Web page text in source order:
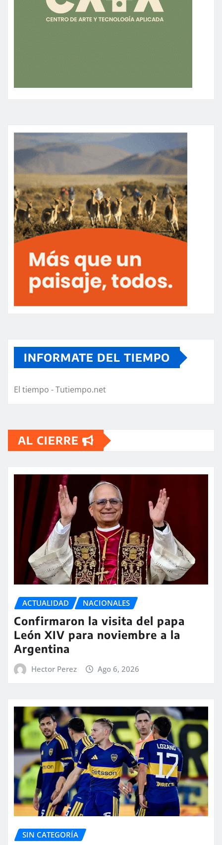
INFORMATE DEL TIEMPO
El tiempo - Tutiempo.net
AL CIERRE
ACTUALIDAD NACIONALES
Confirmaron la visita del papa
León XIV para noviembre a la
Argentina
Hector Perez Ago 6, 2026
SIN CATEGORÍA